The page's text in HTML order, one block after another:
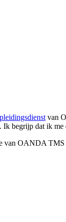
van
Ik begrijp dat ik
OANDA